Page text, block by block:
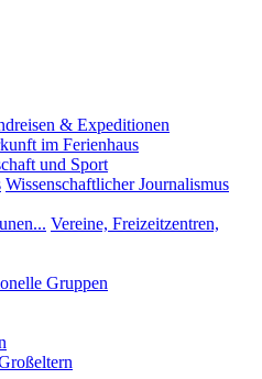
& Expeditionen
im Ferienhaus
und Sport
Wissenschaftlicher Journalismus
Vereine, Freizeitzentren,
Gruppen